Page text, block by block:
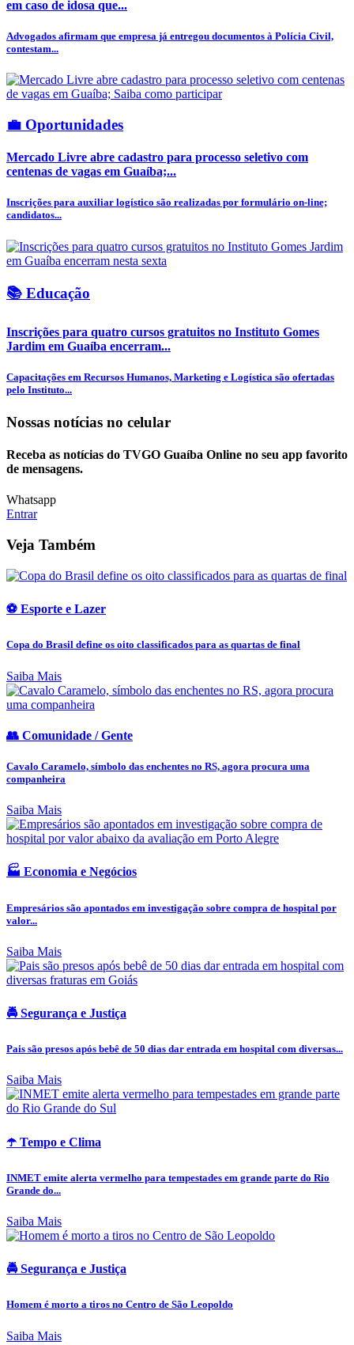
em caso de idosa que...
Advogados afirmam que empresa já entregou documentos à Polícia Civil,
contestam...
💼 Oportunidades
Mercado Livre abre cadastro para processo seletivo com
centenas de vagas em Guaíba;...
Inscrições para auxiliar logístico são realizadas por formulário on-line;
candidatos...
📚 Educação
Inscrições para quatro cursos gratuitos no Instituto Gomes
Jardim em Guaíba encerram...
Capacitações em Recursos Humanos, Marketing e Logística são ofertadas
pelo Instituto...
Nossas notícias no celular
Receba as notícias do TVGO Guaíba Online no seu app favorito
de mensagens.
Whatsapp
Entrar
Veja Também
⚽ Esporte e Lazer
Copa do Brasil define os oito classificados para as quartas de final
Saiba Mais
👥 Comunidade / Gente
Cavalo Caramelo, símbolo das enchentes no RS, agora procura uma
companheira
Saiba Mais
🏭 Economia e Negócios
Empresários são apontados em investigação sobre compra de hospital por
valor...
Saiba Mais
🚔 Segurança e Justiça
Pais são presos após bebê de 50 dias dar entrada em hospital com diversas...
Saiba Mais
☂️ Tempo e Clima
INMET emite alerta vermelho para tempestades em grande parte do Rio
Grande do...
Saiba Mais
🚔 Segurança e Justiça
Homem é morto a tiros no Centro de São Leopoldo
Saiba Mais